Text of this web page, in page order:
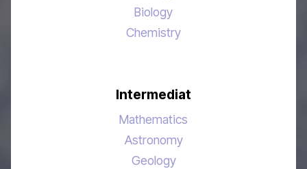
Biology
Chemistry
Intermediat
Mathematics
Astronomy
Geology